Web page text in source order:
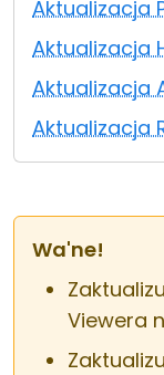
Aktualizacja
Aktualizacja
Aktualizacja
Aktualizacja
Wa'ne!
Viewera
Chmura i